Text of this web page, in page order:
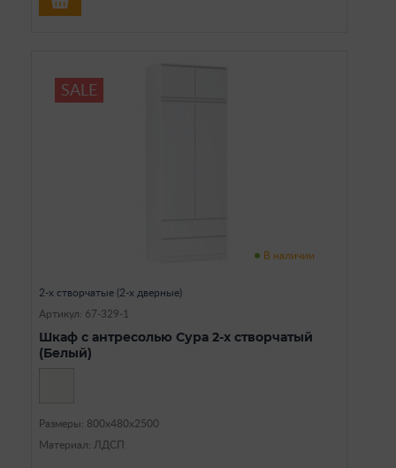
SALE
В наличии
2-х створчатые (2-х дверные)
Артикул: 67-329-1
Шкаф с антресолью Сура 2-х створчатый
(Белый)
Размеры: 800х480х2500
Материал: ЛДСП